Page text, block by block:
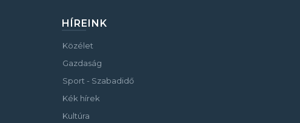
HÍREINK
Közélet
Gazdaság
Sport - Szabadidő
Kék hírek
Kultúra